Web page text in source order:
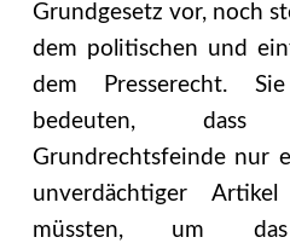
Grundgesetz vor, noch
dem politischen und
dem Presserecht.
bedeuten, dass
Grundrechtsfeinde nur
unverdächtiger
müssten, um